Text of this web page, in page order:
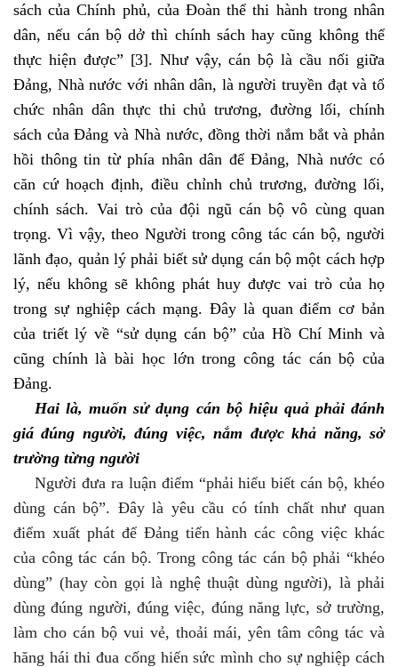
sách của Chính phủ, của Đoàn thể thi hành trong nhân
dân, nếu cán bộ dở thì chính sách hay cũng không thể
thực hiện được” [3]. Như vậy, cán bộ là cầu nối giữa
Đảng, Nhà nước với nhân dân, là người truyền đạt và tổ
chức nhân dân thực thi chủ trương, đường lối, chính
sách của Đảng và Nhà nước, đồng thời nắm bắt và phản
hồi thông tin từ phía nhân dân để Đảng, Nhà nước có
căn cứ hoạch định, điều chỉnh chủ trương, đường lối,
chính sách. Vai trò của đội ngũ cán bộ vô cùng quan
trọng. Vì vậy, theo Người trong công tác cán bộ, người
lãnh đạo, quản lý phải biết sử dụng cán bộ một cách hợp
lý, nếu không sẽ không phát huy được vai trò của họ
trong sự nghiệp cách mạng. Đây là quan điểm cơ bản
của triết lý về “sử dụng cán bộ” của Hồ Chí Minh và
cũng chính là bài học lớn trong công tác cán bộ của
Đảng.
Hai là, muốn sử dụng cán bộ hiệu quả phải đánh
giá đúng người, đúng việc, nắm được khả năng, sở
trường từng người
Người đưa ra luận điểm “phải hiểu biết cán bộ, khéo
dùng cán bộ”. Đây là yêu cầu có tính chất như quan
điểm xuất phát để Đảng tiến hành các công việc khác
của công tác cán bộ.Trong công tác cán bộ phải “khéo
dùng” (hay còn gọi là nghệ thuật dùng người), là phải
dùng đúng người, đúng việc, đúng năng lực, sở trường,
làm cho cán bộ vui vẻ, thoải mái, yên tâm công tác và
hăng hái thi đua cống hiến sức mình cho sự nghiệp cách